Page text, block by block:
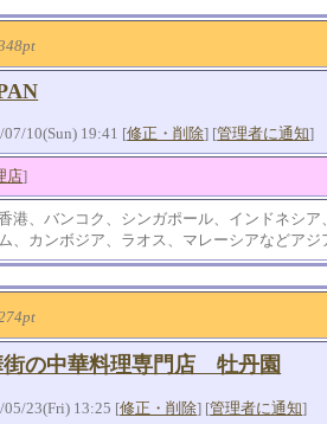
10(Sun) 19:41 [修正・削除] [管理者に通知]
店]
港、バンコク、シンガポール、インドネシ
、カンボジア、ラオス、マレーシアなどアジ
街の中華料理専門店 牡丹園
23(Fri) 13:25 [修正・削除] [管理者に通知]